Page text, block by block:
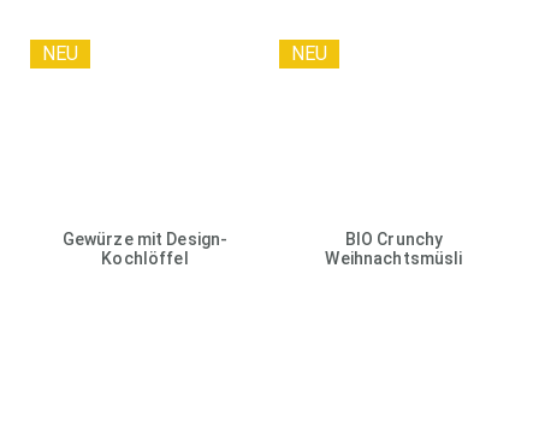
Gewürze mit Design-
Kochlöffel
NEU
BIO Crunchy
Weihnachtsmüsli
NEU